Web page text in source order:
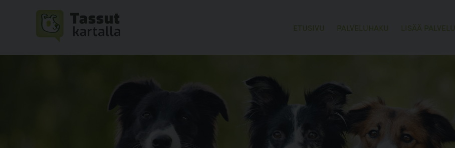
ETUSIVU PALVELUHAKU LISÄÄ PALVELU